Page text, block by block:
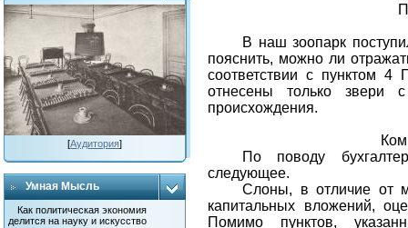
[Аудитория]
Умная Мысль
Как политическая экономия
делится на науку и искусство
В наш зоопарк
пояснить, можно ли
соответствии с пунктом
отнесены только звери
происхождения.
По поводу
следующее.
Слоны, в отличие от
капитальных вложений,
Помимо пунктов,